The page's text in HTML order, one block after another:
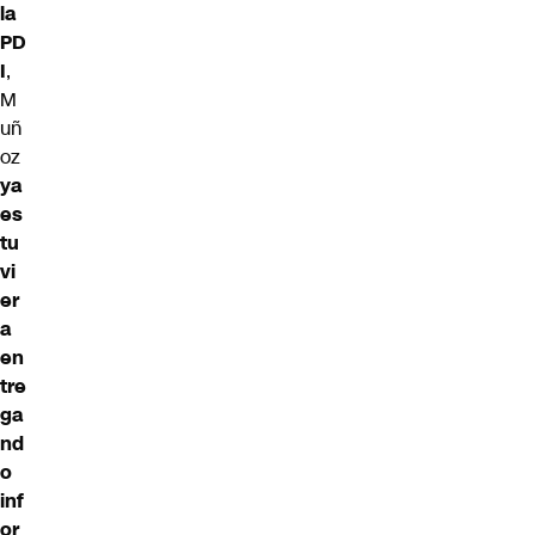
la
PD
I,
M
uñ
oz
ya
es
tu
vi
er
a
en
tre
ga
nd
o
inf
or